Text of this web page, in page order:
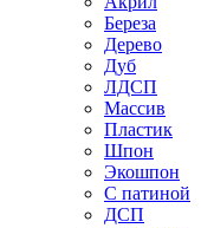
Береза
Дерево
Дуб
ЛДСП
Массив
Пластик
Шпон
Экошпон
С патиной
ДСП